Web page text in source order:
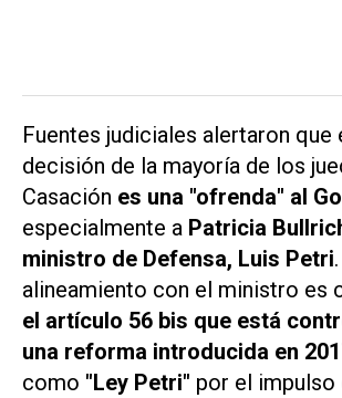
Fuentes judiciales alertaron que
decisión de la mayoría de los
Casación es una "ofrenda" al
especialmente a Patricia
ministro de Defensa, Luis Petri
alineamiento con el ministro es
el artículo 56 bis que está
una reforma introducida en
como "Ley Petri" por el impulso